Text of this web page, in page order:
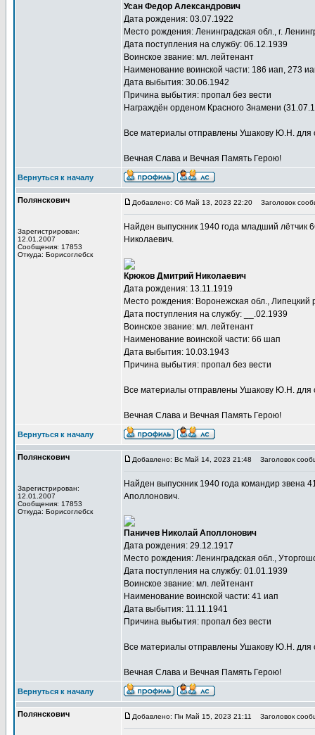
Усан Федор Александрович
Дата рождения: 03.07.1922
Место рождения: Ленинградская обл., г.
Дата поступления на службу: 06.12.1939
Воинское звание: мл. лейтенант
Наименование воинской части: 186 иап, 273
Дата выбытия: 30.06.1942
Причина выбытия: пропал без вести
Награждён орденом Красного Знамени
Все материалы отправлены Ушакову Ю.Н. для
Вечная Слава и Вечная Память Герою!
Вернуться к началу
Полянскович
Зарегистрирован:
12.01.2007
Сообщения: 17853
Откуда: Борисоглебск
Добавлено: Сб Май 13, 2023 22:20 Заголовок
Найден выпускник 1940 года младший
Николаевич.
Крюков Дмитрий Николаевич
Дата рождения: 13.11.1919
Место рождения: Воронежская обл., Липецкий
Дата поступления на службу: __.02.1939
Воинское звание: мл. лейтенант
Наименование воинской части: 66 шап
Дата выбытия: 10.03.1943
Причина выбытия: пропал без вести
Все материалы отправлены Ушакову Ю.Н. для
Вечная Слава и Вечная Память Герою!
Вернуться к началу
Полянскович
Зарегистрирован:
12.01.2007
Сообщения: 17853
Откуда: Борисоглебск
Добавлено: Вс Май 14, 2023 21:48 Заголовок
Найден выпускник 1940 года командир
Аполлонович.
Паничев Николай Аполлонович
Дата рождения: 29.12.1917
Место рождения: Ленинградская обл.,
Дата поступления на службу: 01.01.1939
Воинское звание: мл. лейтенант
Наименование воинской части: 41 иап
Дата выбытия: 11.11.1941
Причина выбытия: пропал без вести
Все материалы отправлены Ушакову Ю.Н. для
Вечная Слава и Вечная Память Герою!
Вернуться к началу
Полянскович Добавлено: Пн Май 15, 2023 21:11 Заголовок